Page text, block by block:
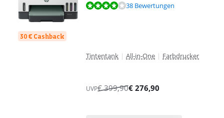
30 € Cashback
Bewertet mit 8,4 von 10, basierend auf 38 Bewertungen.
38 Bewertungen
Tintentank | All-in-One | Farbdrucker
UVP€399,90€ 276,90